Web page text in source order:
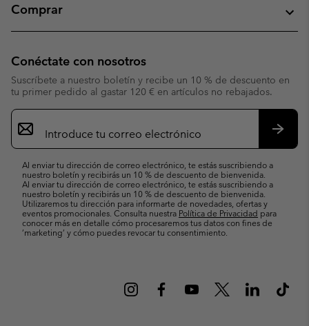
Comprar
Conéctate con nosotros
Suscríbete a nuestro boletín y recibe un 10 % de descuento en
tu primer pedido al gastar 120 € en artículos no rebajados.
Suscripción
de
correo
Al enviar tu dirección de correo electrónico, te estás suscribiendo a
nuestro boletín y recibirás un 10 % de descuento de bienvenida.
Al enviar tu dirección de correo electrónico, te estás suscribiendo a
nuestro boletín y recibirás un 10 % de descuento de bienvenida.
Utilizaremos tu dirección para informarte de novedades, ofertas y
eventos promocionales. Consulta nuestra Política de Privacidad para
conocer más en detalle cómo procesaremos tus datos con fines de
’marketing’ y cómo puedes revocar tu consentimiento.